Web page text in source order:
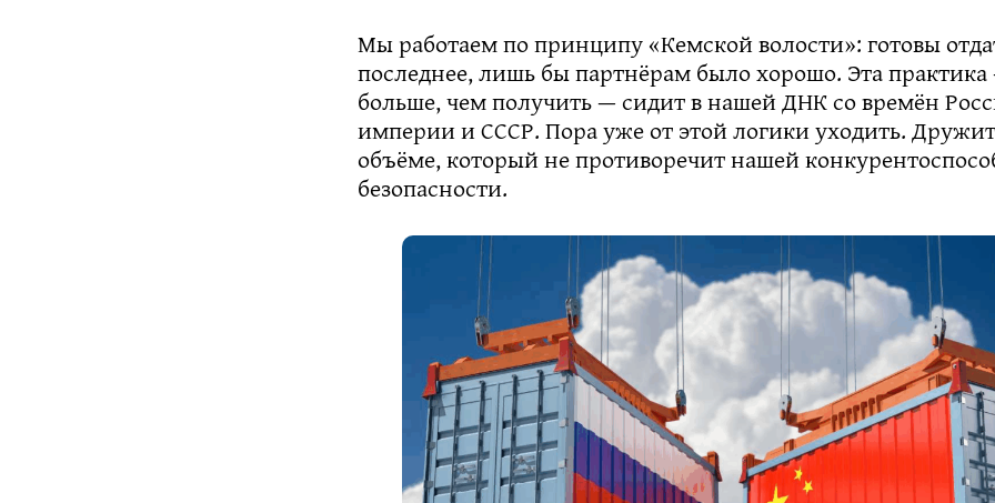
Мы работаем по принципу «Кемской волости»: готовы
последнее, лишь бы партнёрам было хорошо. Эта практика
больше, чем получить — сидит в нашей ДНК со времён
империи и СССР. Пора уже от этой логики уходить.
объёме, который не противоречит нашей
безопасности.